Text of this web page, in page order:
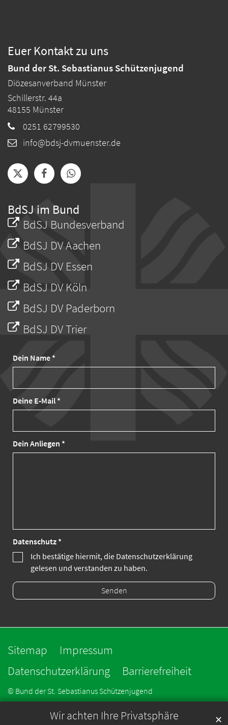
Wir achten Ihre Privatsphäre ✕
Euer Kontakt zu uns
Bund der St. Sebastianus Schützenjugend
Diözesanverband Münster
Schillerstr. 44a
48155 Münster
0251 62799530
info@bdsj-dvmuenster.de
BdSJ im Bund
BdSJ Bundesverband
BdSJ DV Aachen
BdSJ DV Essen
BdSJ DV Köln
BdSJ DV Paderborn
BdSJ DV Trier
Dein Name *
Deine E-Mail *
Dein Anliegen *
Datenschutz *
Ich bestätige hiermit, die Datenschutzerklärung
gelesen und verstanden zu haben.
Sitemap
Impressum
Datenschutzerklärung
Barrierefreiheit
© Bund der St. Sebastianus Schützenjugend